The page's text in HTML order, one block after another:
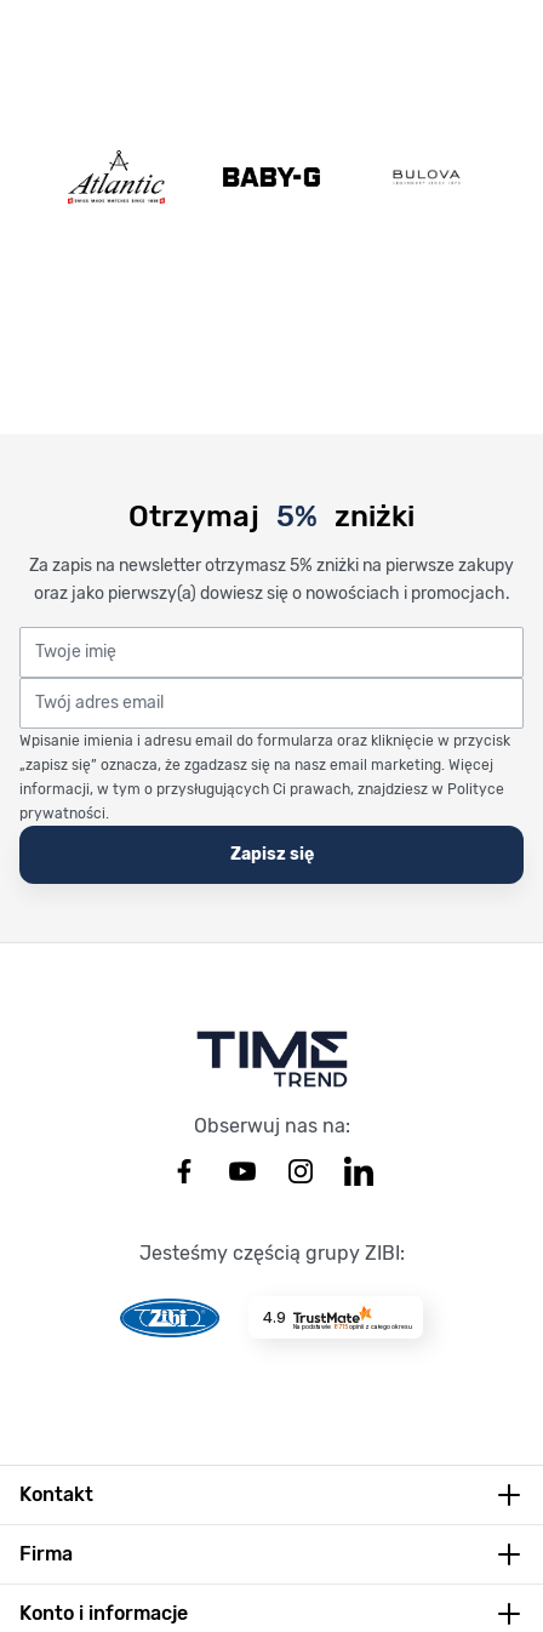
Otrzymaj 5% zniżki
Za zapis na newsletter otrzymasz 5% zniżki na pierwsze zakupy
oraz jako pierwszy(a) dowiesz się o nowościach i promocjach.
Twoje imię
Twój adres email
Wpisanie imienia i adresu email do formularza oraz kliknięcie w przycisk
„zapisz się” oznacza, że zgadzasz się na nasz email marketing. Więcej
informacji, w tym o przysługujących Ci prawach, znajdziesz w Polityce
prywatności.
Zapisz się
Obserwuj nas na:
Jesteśmy częścią grupy ZIBI:
4.9
Na podstawie 8715opinii z całego okresu
Kontakt
Firma
Konto i informacje